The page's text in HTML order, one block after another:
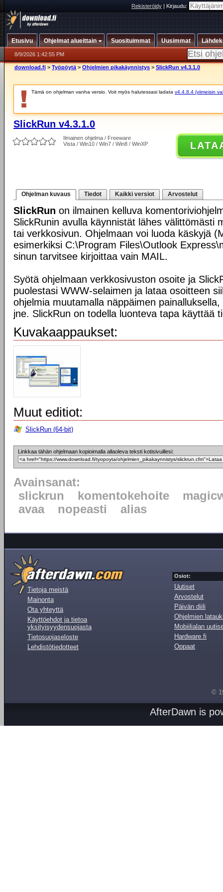
Rekisteröidy|Kirjaudu:
Etusivu Ohjelmat alueittain Suosituimmat Uusimmat
8/9/2026 1:42:55 PM
download.fi > Työpöytä > Ohjelmien pikakäynnistys > SlickRun v4.3.1.0
Tämä on ohjelman vanha versio. Voit myös halutessasi ladata v4.4.8.4 (viimeisin
SlickRun v4.3.1.0
Ilmainen ohjelma / Freeware
Vista / Win10 / Win7 / Win8 / WinXP
Ohjelman kuvaus Tiedot Kaikki versiot Arvostelut
SlickRun on ilmainen kelluva
SlickRunin avulla käynnistät lähes välittömästi
tai verkkosivun. Ohjelmaan voi luoda käskyjä
esimerkiksi C:\Program Files\Outlook
sinun tarvitsee kirjoittaa vain MAIL.
Syötä ohjelmaan verkkosivuston osoite ja
puolestasi WWW-selaimen ja lataa osoitteen
ohjelmia muutamalla näppäimen
jne. SlickRun on todella luonteva tapa käyttää
Kuvakaappaukset:
Muut editiot:
SlickRun (64-bit)
Linkkaa tähän ohjelmaan kopioimalla allaoleva teksti kotisivuillesi:
Avainsanat:
slickrun
komentokehoite
avaa
nopeasti alias
Tietoja meistä
Mainonta
Ota yhteyttä
Käyttöehdot ja tietoa
yksityisyydensuojasta
Tietosuojaseloste
Lehdistötiedotteet
Osiot:
Uutiset
Arvostelut
Päivän diili
Ohjelmien
Mobiilialan
Hardware.fi
Oppaat
©
AfterDawn is